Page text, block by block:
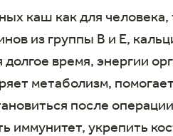
каш как для
из группы В и Е,
время, энергии
метаболизм,
после
иммунитет, укрепить